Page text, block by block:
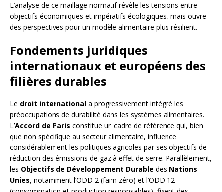
L’analyse de ce maillage normatif révèle les tensions entre
objectifs économiques et impératifs écologiques, mais ouvre
des perspectives pour un modèle alimentaire plus résilient.
Fondements juridiques
internationaux et européens des
filières durables
Le droit international a progressivement intégré les
préoccupations de durabilité dans les systèmes alimentaires.
L’Accord de Paris constitue un cadre de référence qui, bien
que non spécifique au secteur alimentaire, influence
considérablement les politiques agricoles par ses objectifs de
réduction des émissions de gaz à effet de serre. Parallèlement,
les Objectifs de Développement Durable des Nations
Unies, notamment l’ODD 2 (faim zéro) et l’ODD 12